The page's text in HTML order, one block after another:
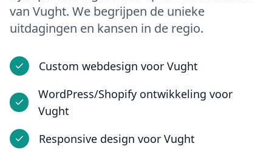
van Vught. We begrijpen de unieke
uitdagingen en kansen in de regio.
Custom webdesign voor Vught
WordPress/Shopify ontwikkeling voor
Vught
Responsive design voor Vught